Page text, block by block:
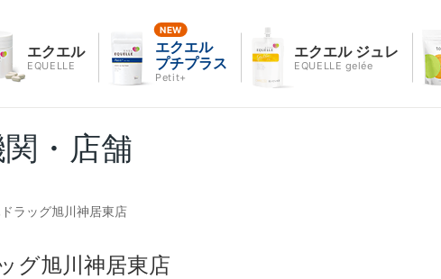
エクエル
EQUELLE
エクエル
プチプラス
Petit+
エクエル ジュレ
EQUELLE gelée
・店舗
ラッグ旭川神居東店
グ旭川神居東店